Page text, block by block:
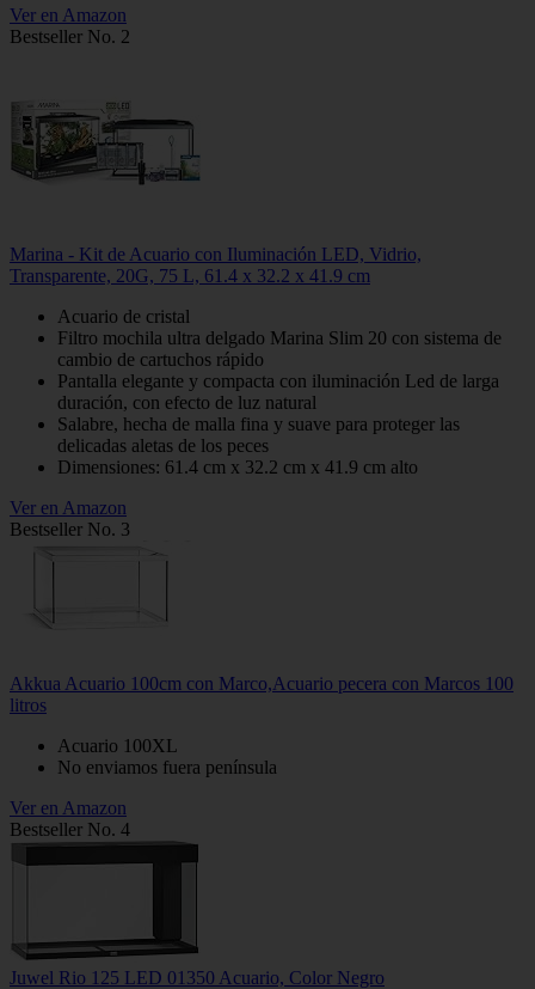
Ver en Amazon
Bestseller No. 2
Marina - Kit de Acuario con Iluminación LED, Vidrio,
Transparente, 20G, 75 L, 61.4 x 32.2 x 41.9 cm
Acuario de cristal
Filtro mochila ultra delgado Marina Slim 20 con sistema de
cambio de cartuchos rápido
Pantalla elegante y compacta con iluminación Led de larga
duración, con efecto de luz natural
Salabre, hecha de malla fina y suave para proteger las
delicadas aletas de los peces
Dimensiones: 61.4 cm x 32.2 cm x 41.9 cm alto
Ver en Amazon
Bestseller No. 3
Akkua Acuario 100cm con Marco,Acuario pecera con Marcos 100
litros
Acuario 100XL
No enviamos fuera península
Ver en Amazon
Bestseller No. 4
Juwel Rio 125 LED 01350 Acuario, Color Negro